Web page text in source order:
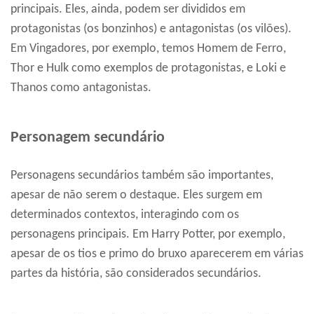
principais. Eles, ainda, podem ser divididos em
protagonistas (os bonzinhos) e antagonistas (os vilões).
Em Vingadores, por exemplo, temos Homem de Ferro,
Thor e Hulk como exemplos de protagonistas, e Loki e
Thanos como antagonistas.
Personagem secundário
Personagens secundários também são importantes,
apesar de não serem o destaque. Eles surgem em
determinados contextos, interagindo com os
personagens principais. Em Harry Potter, por exemplo,
apesar de os tios e primo do bruxo aparecerem em várias
partes da história, são considerados secundários.